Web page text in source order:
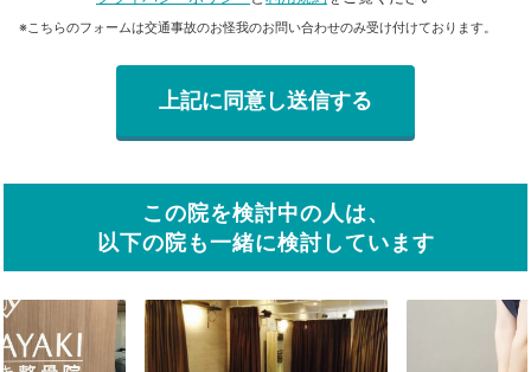
※こちらのフォームは交通事故のお怪我のお問い合わせのみ受け付けております。
この院を検討中の人は、
以下の院も一緒に検討しています